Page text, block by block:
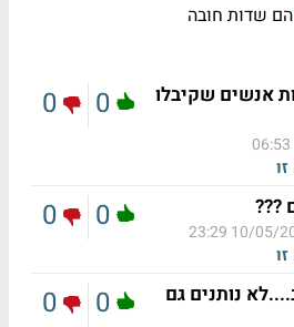
הם שדות חובה
אנשים שקיבלו
0
0
???
10/05/2020
0
0
נותנים גם
0
0